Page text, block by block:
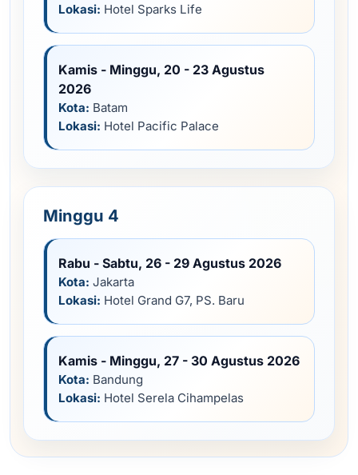
Lokasi: Hotel Sparks Life
Kamis - Minggu, 20 - 23 Agustus
2026
Kota: Batam
Lokasi: Hotel Pacific Palace
Minggu 4
Rabu - Sabtu, 26 - 29 Agustus 2026
Kota: Jakarta
Lokasi: Hotel Grand G7, PS. Baru
Kamis - Minggu, 27 - 30 Agustus 2026
Kota: Bandung
Lokasi: Hotel Serela Cihampelas